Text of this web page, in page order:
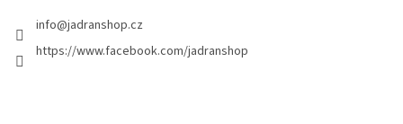
info@jadranshop.cz
https://www.facebook.com/jadranshop